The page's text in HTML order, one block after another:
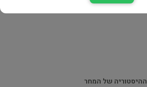
ההיסטוריה של המחר